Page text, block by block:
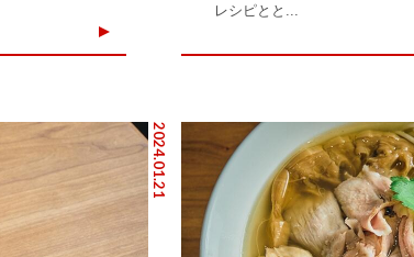
レシピとと...
2024.01.21